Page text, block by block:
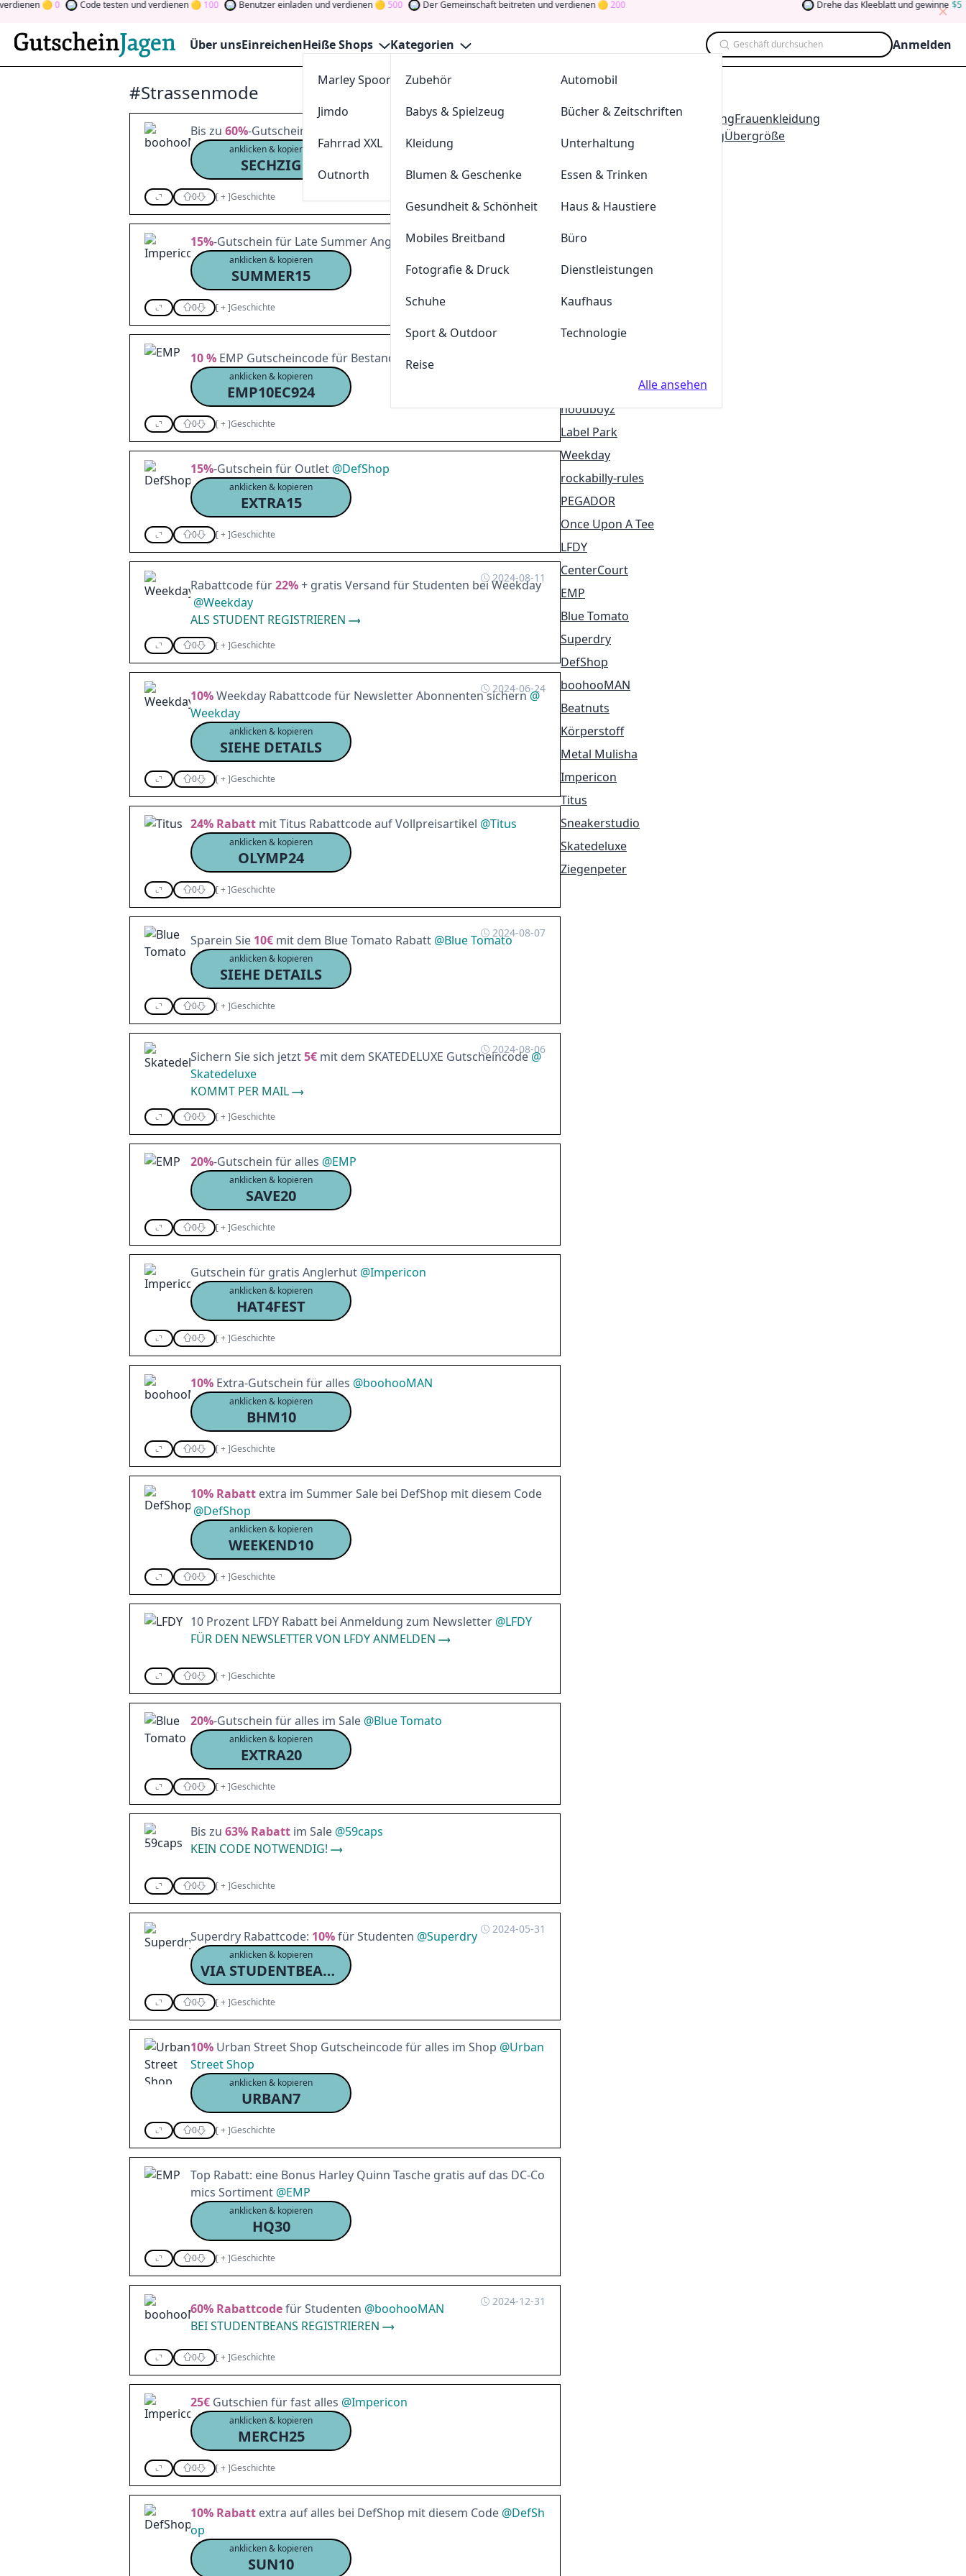
0 Code testen und verdienen 100 Benutzer einladen und verdienen 500 Der Gemeinschaft beitreten und verdienen 200 Drehe das Kleeblatt und gewinne 5
Über unsEinreichenHeiße Shops
Marley Spoon
Jimdo
sportdeal24
Fahrrad XXL
Outnorth
Parkettkaiser
Kategorien
Zubehör
Automobil
Babys & Spielzeug
Bücher & Zeitschriften
Kleidung
Unterhaltung
Blumen & Geschenke
Essen & Trinken
Gesundheit & Schönheit
Haus & Haustiere
Mobiles Breitband
Büro
Fotografie & Druck
Dienstleistungen
Schuhe
Kaufhaus
Sport & Outdoor
Technologie
Reise
Alle ansehen
Geschäft durchsuchen Anmelden
#Strassenmode
Bis zu 60%-Gutschein für alles
anklicken & kopieren
SECHZIG
0 [+]Geschichte
15%-Gutschein für Late Summer Angebote @Impericon
anklicken & kopieren
SUMMER15
0 [+]Geschichte
10 % EMP Gutscheincode für Bestandskunden
anklicken & kopieren
EMP10EC924
0 [+]Geschichte
15%-Gutschein für Outlet @DefShop
anklicken & kopieren
EXTRA15
0 [+]Geschichte
2024-08-11
Rabattcode für22%+ gratis Versand für Studenten bei Weekday
@Weekday
ALS STUDENT REGISTRIEREN
0 [+]Geschichte
2024-06-24
10%Weekday Rabattcode für Newsletter Abonnenten sichern @
Weekday
anklicken & kopieren
SIEHE DETAILS
0 [+]Geschichte
24% Rabatt mit Titus Rabattcode auf Vollpreisartikel @Titus
anklicken & kopieren
OLYMP24
0 [+]Geschichte
2024-08-07
Sparein Sie 10€ mit dem Blue Tomato Rabatt @Blue Tomato
anklicken & kopieren
SIEHE DETAILS
0 [+]Geschichte
2024-08-06
Sichern Sie sich jetzt5€ mit dem SKATEDELUXE Gutscheincode @
Skatedeluxe
KOMMT PER MAIL
0 [+]Geschichte
20%-Gutschein für alles @EMP
anklicken & kopieren
SAVE20
0 [+]Geschichte
Gutschein für gratis Anglerhut @Impericon
anklicken & kopieren
HAT4FEST
0 [+]Geschichte
10% Extra-Gutschein für alles @boohooMAN
anklicken & kopieren
BHM10
0 [+]Geschichte
10% Rabatt extra im Summer Sale bei DefShop mit diesem Code
@DefShop
anklicken & kopieren
WEEKEND10
0 [+]Geschichte
10 Prozent LFDY Rabatt bei Anmeldung zum Newsletter @LFDY
FÜR DEN NEWSLETTER VON LFDY ANMELDEN
0 [+]Geschichte
20%-Gutschein für alles im Sale @Blue Tomato
anklicken & kopieren
EXTRA20
0 [+]Geschichte
Bis zu 63% Rabatt im Sale @59caps
KEIN CODE NOTWENDIG!
0 [+]Geschichte
2024-05-31
Superdry Rabattcode: 10%für Studenten @Superdry
anklicken & kopieren
VIA STUDENTBEANS
0 [+]Geschichte
10% Urban Street Shop Gutscheincode für alles im Shop @Urban
Street Shop
anklicken & kopieren
URBAN7
0 [+]Geschichte
Top Rabatt: eine Bonus Harley Quinn Tasche gratis auf das DC-Co
mics Sortiment @EMP
anklicken & kopieren
HQ30
0 [+]Geschichte
2024-12-31
60% Rabattcodefür Studenten @boohooMAN
BEI STUDENTBEANS REGISTRIEREN
0 [+]Geschichte
25€ Gutschien für fast alles @Impericon
anklicken & kopieren
MERCH25
0 [+]Geschichte
10% Rabatt extra auf alles bei DefShop mit diesem Code @DefSh
op
anklicken & kopieren
SUN10
MännerkleidungKinderkleidungFrauenkleidung
Unterwäsche
SportbekleidungÜbergröße
Skatedeluxe.ch
Mrgugu.com
Urban Street Shop
hoodboyz
Label Park
Weekday
rockabilly-rules
PEGADOR
Once Upon A Tee
LFDY
CenterCourt
EMP
Blue Tomato
Superdry
DefShop
boohooMAN
Beatnuts
Körperstoff
Metal Mulisha
Impericon
Titus
Sneakerstudio
Skatedeluxe
Ziegenpeter